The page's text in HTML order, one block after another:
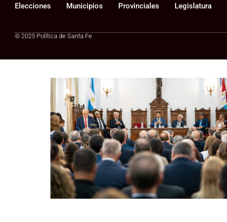
Elecciones Municipios Provinciales Legislatura
© 2025 Política de Santa Fe